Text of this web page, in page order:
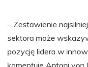
– Zestawienie
sektora może
pozycję lidera w